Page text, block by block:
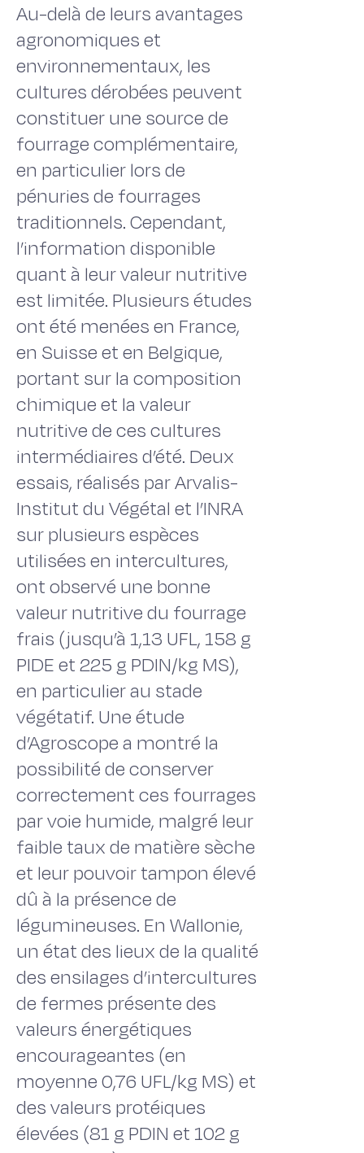
Au-delà de leurs avantages
agronomiques et
environnementaux, les
cultures dérobées peuvent
constituer une source de
fourrage complémentaire,
en particulier lors de
pénuries de fourrages
traditionnels. Cependant,
l’information disponible
quant à leur valeur nutritive
est limitée. Plusieurs études
ont été menées en France,
en Suisse et en Belgique,
portant sur la composition
chimique et la valeur
nutritive de ces cultures
intermédiaires d’été. Deux
essais, réalisés par Arvalis-
Institut du Végétal et l’INRA
sur plusieurs espèces
utilisées en intercultures,
ont observé une bonne
valeur nutritive du fourrage
frais (jusqu’à 1,13 UFL, 158 g
PIDE et 225 g PDIN/kg MS),
en particulier au stade
végétatif. Une étude
d’Agroscope a montré la
possibilité de conserver
correctement ces fourrages
par voie humide, malgré leur
faible taux de matière sèche
et leur pouvoir tampon élevé
dû à la présence de
légumineuses. En Wallonie,
un état des lieux de la qualité
des ensilages d’intercultures
de fermes présente des
valeurs énergétiques
encourageantes (en
moyenne 0,76 UFL/kg MS) et
des valeurs protéiques
élevées (81 g PDIN et 102 g